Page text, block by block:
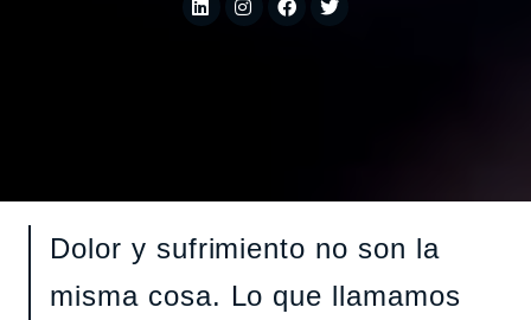
Dolor y sufrimiento no son la
misma cosa. Lo que llamamos